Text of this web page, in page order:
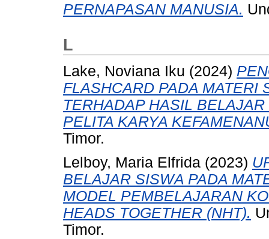
PERNAPASAN MANUSIA.
L
Lake, Noviana Iku (2024)
FLASHCARD PADA MATERI
TERHADAP HASIL
PELITA KARYA
Timor.
Lelboy, Maria Elfrida (2023)
BELAJAR SISWA PADA
MODEL PEMBELAJARAN
HEADS TOGETHER (NHT).
Timor.